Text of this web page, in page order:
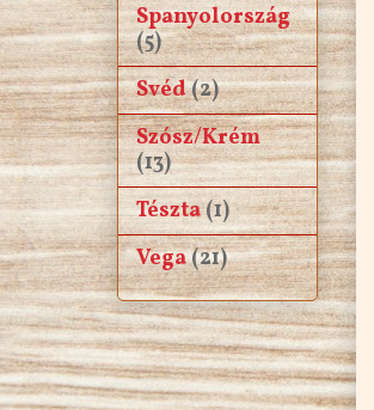
Spanyolország
(5)
Svéd(2)
Szósz/Krém
(13)
Tészta (1)
Vega(21)